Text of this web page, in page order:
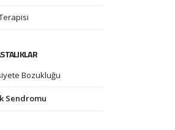
Bozukluğu
Sendromu